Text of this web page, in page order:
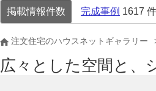
掲載情報件数 完成事例 1617
注文住宅のハウスネットギャラリー
広々とした空間と、